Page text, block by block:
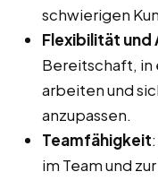
schwierigen
Flexibilität und
Bereitschaft, in
arbeiten und
anzupassen.
Teamfähigkeit
im Team und